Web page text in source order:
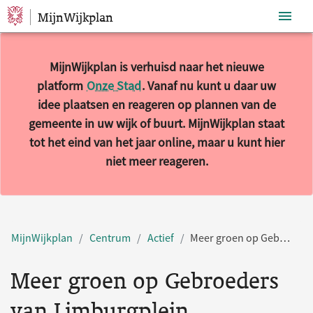
Sla navigatie over
MijnWijkplan
MijnWijkplan is verhuisd naar het nieuwe
platform Onze Stad. Vanaf nu kunt u daar uw
idee plaatsen en reageren op plannen van de
gemeente in uw wijk of buurt. MijnWijkplan staat
tot het eind van het jaar online, maar u kunt hier
niet meer reageren.
MijnWijkplan Centrum Actief Meer groen op Gebroeders van Limburgplein
Meer groen op Gebroeders